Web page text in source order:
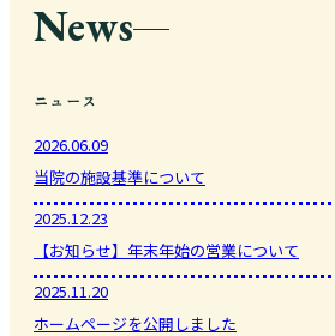
News
ニュース
2026.06.09
当院の施設基準について
2025.12.23
【お知らせ】年末年始の営業について
2025.11.20
ホームページを公開しました